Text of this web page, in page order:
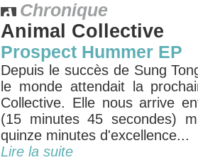
Chronique
Animal Collective
Prospect Hummer EP
Depuis le succès de Sung
le monde attendait la
Collective. Elle nous arrive
(15 minutes 45 secondes)
quinze minutes d'excellence...
Lire la suite